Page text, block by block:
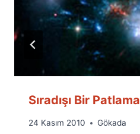
Sıradışı Bir Patlama
By
24 Kasım 2010 Gökada